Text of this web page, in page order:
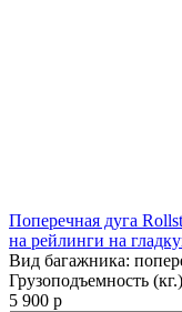
Поперечная дуга
на рейлинги на
Вид багажника:
Грузоподъемность
5 900 р